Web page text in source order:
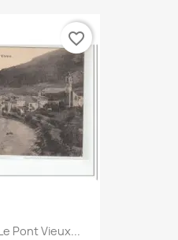
Pont Vieux...
favorite_border